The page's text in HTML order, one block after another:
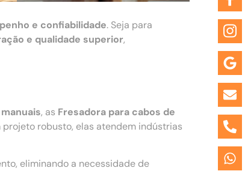
e confiabilidade. Seja para
e qualidade superior,
, as Fresadora para cabos de
robusto, elas atendem indústrias
eliminando a necessidade de